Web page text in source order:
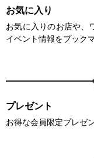
お気に入り
お気に入りのお店や、
イベント情報をブック
プレゼント
お得な会員限定プレゼ